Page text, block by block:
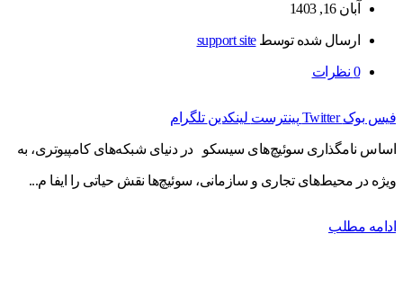
آبان 16, 1403
ارسال شده توسطsupport site
0 نظرات
فیس بوک Twitter پینترست لینکدین تلگرام
اساس نامگذاری سوئیچ‌های سیسکو در دنیای شبکه‌های کامپیوتری، به
ویژه در محیط‌های تجاری و سازمانی، سوئیچ‌ها نقش حیاتی را ایفا م...
ادامه مطلب